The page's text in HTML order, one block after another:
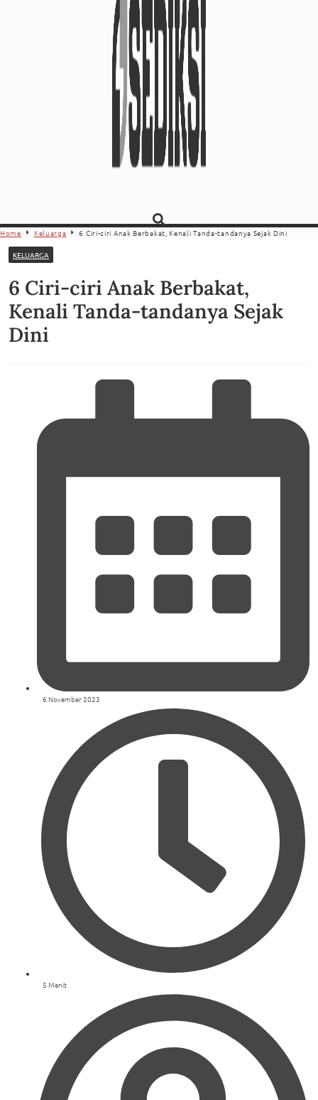
Home Keluarga 6 Ciri-ciri Anak Berbakat, Kenali Tanda-tandanya Sejak Dini
KELUARGA
6 Ciri-ciri Anak Berbakat,
Kenali Tanda-tandanya Sejak
Dini
6 November 2023
5 Menit